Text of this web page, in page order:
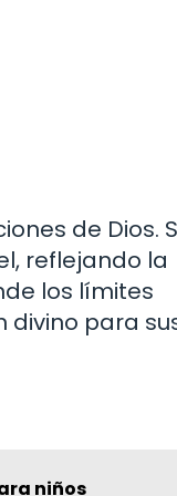
de Dios.
reflejando la
los límites
divino para
niños